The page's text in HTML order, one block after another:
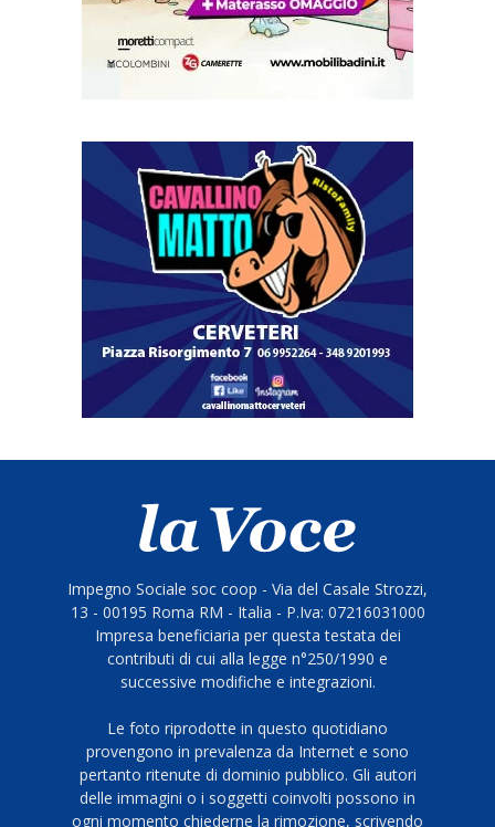
Impegno Sociale soc coop - Via del Casale Strozzi,
13 - 00195 Roma RM - Italia - P.Iva: 07216031000
Impresa beneficiaria per questa testata dei
contributi di cui alla legge n°250/1990 e
successive modifiche e integrazioni.
Le foto riprodotte in questo quotidiano
provengono in prevalenza da Internet e sono
pertanto ritenute di dominio pubblico. Gli autori
delle immagini o i soggetti coinvolti possono in
ogni momento chiederne la rimozione, scrivendo